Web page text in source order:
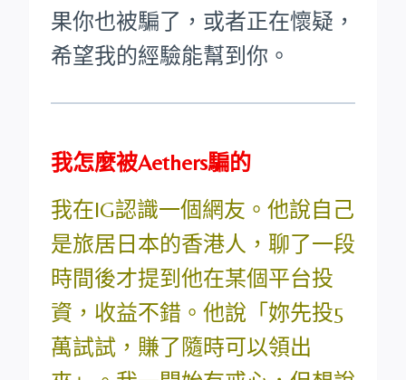
果你也被騙了，或者正在懷疑，
希望我的經驗能幫到你。
我怎麼被Aethers騙的
我在IG認識一個網友。他說自己
是旅居日本的香港人，聊了一段
時間後才提到他在某個平台投
資，收益不錯。他說「妳先投5
萬試試，賺了隨時可以領出